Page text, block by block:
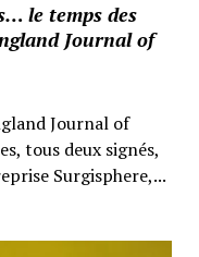
le temps des
Journal of
Journal of
tous deux signés,
Surgisphere,...